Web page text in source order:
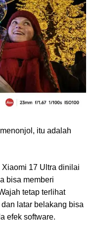
itu adalah
Xiaomi 17 Ultra dinilai
bisa memberi
tetap terlihat
dan latar belakang bisa
efek software.